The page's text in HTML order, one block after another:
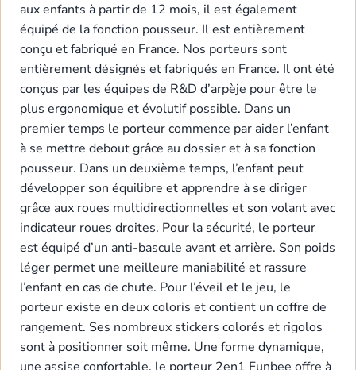
aux enfants à partir de 12 mois, il est également
équipé de la fonction pousseur. Il est entièrement
conçu et fabriqué en France. Nos porteurs sont
entièrement désignés et fabriqués en France. Il ont été
conçus par les équipes de R&D d’arpèje pour être le
plus ergonomique et évolutif possible. Dans un
premier temps le porteur commence par aider l’enfant
à se mettre debout grâce au dossier et à sa fonction
pousseur. Dans un deuxième temps, l’enfant peut
développer son équilibre et apprendre à se diriger
grâce aux roues multidirectionnelles et son volant avec
indicateur roues droites. Pour la sécurité, le porteur
est équipé d’un anti-bascule avant et arrière. Son poids
léger permet une meilleure maniabilité et rassure
l’enfant en cas de chute. Pour l’éveil et le jeu, le
porteur existe en deux coloris et contient un coffre de
rangement. Ses nombreux stickers colorés et rigolos
sont à positionner soit même. Une forme dynamique,